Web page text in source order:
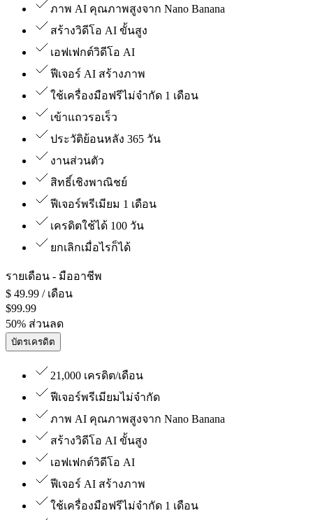
ภาพ AI คุณภาพสูงจาก Nano Banana
สร้างวิดีโอ AI ขั้นสูง
เอฟเฟกต์วิดีโอ AI
ฟีเจอร์ AI สร้างภาพ
ใช้เครื่องมือฟรีไม่จำกัด 1 เดือน
เข้าแถวรอเร็ว
ประวัติย้อนหลัง 365 วัน
งานส่วนตัว
สิทธิ์เชิงพาณิชย์
ฟีเจอร์พรีเมียม 1 เดือน
เครดิตใช้ได้ 100 วัน
ยกเลิกเมื่อไรก็ได้
รายเดือน - มืออาชีพ
$ 49.99 / เดือน
$99.99
50% ส่วนลด
บัตรเครดิต
21,000 เครดิต/เดือน
ฟีเจอร์พรีเมียมไม่จำกัด
ภาพ AI คุณภาพสูงจาก Nano Banana
สร้างวิดีโอ AI ขั้นสูง
เอฟเฟกต์วิดีโอ AI
ฟีเจอร์ AI สร้างภาพ
ใช้เครื่องมือฟรีไม่จำกัด 1 เดือน